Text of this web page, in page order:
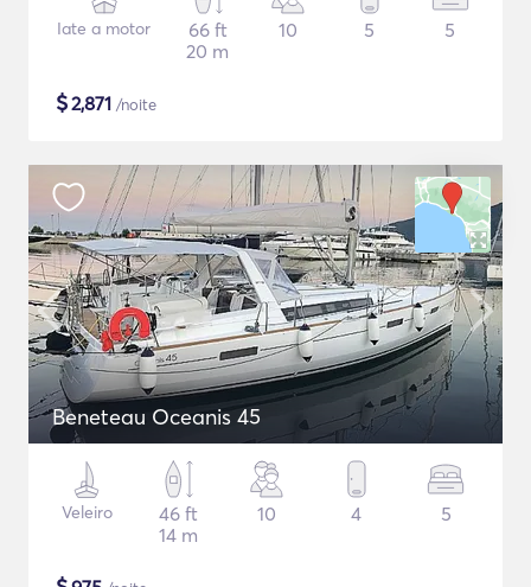
Iate a motor
66 ft
20 m
10 5 5
$2,871 /noite
Beneteau Oceanis 45
Veleiro
46 ft
14 m
10 4 5